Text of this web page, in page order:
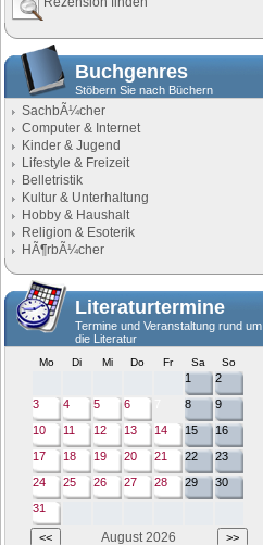
Buchgenres
Stöbern Sie nach Büchern
SachbÃ¼cher
Computer & Internet
Kinder & Jugend
Lifestyle & Freizeit
Belletristik
Kultur & Unterhaltung
Hobby & Haushalt
Religion & Esoterik
HÃ¶rbÃ¼cher
Literaturtermine
Termine und Veranstaltung rund um
die Literatur
Mo Di Mi Do Fr Sa So
1
2
3
4 5 6 8
9
10
11 12 13 14 15
16
17
18 19 20 21 22
23
24
25 26 27 28 29
30
31
August 2026